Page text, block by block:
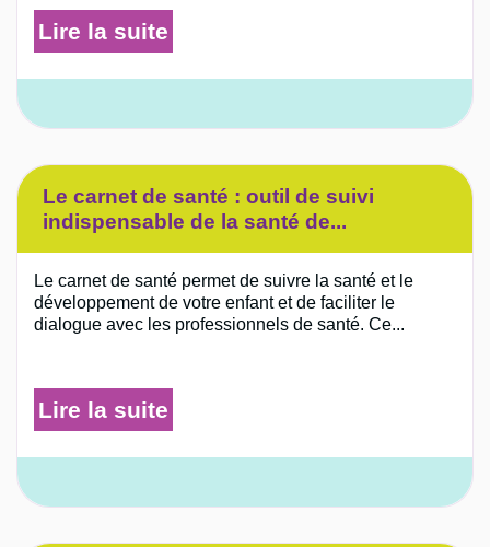
Lire la suite
Le carnet de santé : outil de suivi
indispensable de la santé de...
Le carnet de santé permet de suivre la santé et le
développement de votre enfant et de faciliter le
dialogue avec les professionnels de santé. Ce...
Lire la suite